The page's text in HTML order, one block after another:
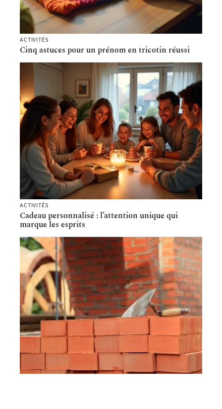
ACTIVITÉS
Cinq astuces pour un prénom en tricotin réussi
ACTIVITÉS
Cadeau personnalisé : l’attention unique qui
marque les esprits